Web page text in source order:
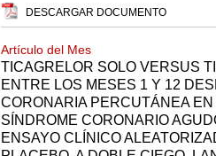
DESCARGAR DOCUMENTO
Artículo del Mes
TICAGRELOR SOLO VERSUS
ENTRE LOS MESES 1 Y 12
CORONARIA PERCUTÁNEA
SÍNDROME CORONARIO
ENSAYO CLÍNICO